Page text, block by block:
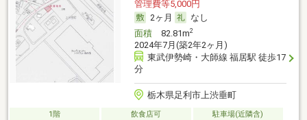
管理費等5,000円
2ヶ月
なし
面積82.81m2
2024年7月(築2年2ヶ月)
東武伊勢崎・大師線 福居駅 徒歩17
分
栃木県足利市上渋垂町
1階 飲食店可
駐車場(近隣含)